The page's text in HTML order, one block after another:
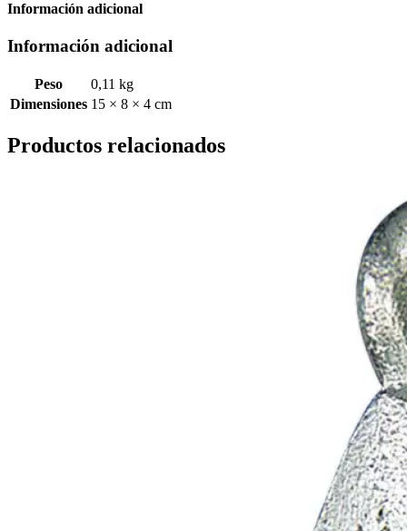
Información adicional
Información adicional
Peso
0,11 kg
Dimensiones 15 × 8 × 4 cm
Productos relacionados